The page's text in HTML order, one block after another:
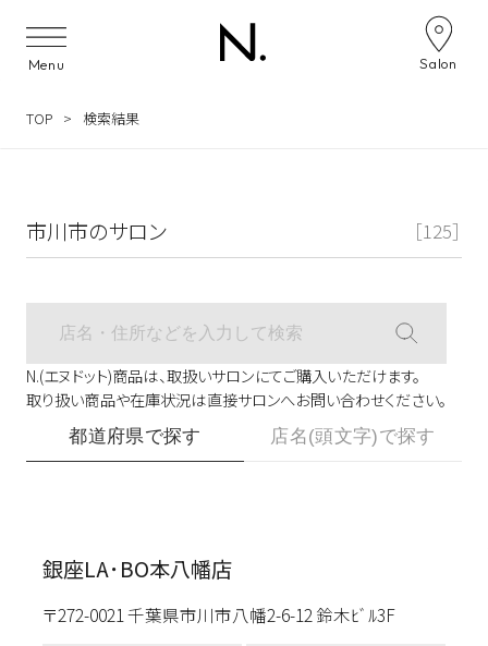
Menu Salon
TOP 検索結果
市川市のサロン ［125］
N.(エヌドット)商品は、取扱いサロンにてご購入いただけます。
取り扱い商品や在庫状況は直接サロンへお問い合わせください。
都道府県で探す 店名(頭文字)で探す
銀座LA･BO本八幡店
〒272-0021 千葉県市川市八幡2-6-12 鈴木ﾋﾞﾙ3F
サロン検索ナビゲーション